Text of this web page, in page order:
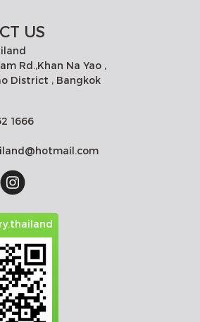
US
Rd.,Khan Na Yao ,
District , Bangkok
1666